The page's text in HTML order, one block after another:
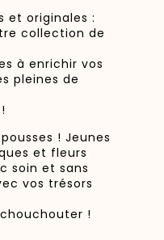
et originales :
collection de
à enrichir vos
pleines de
! Jeunes
et fleurs
soin et sans
vos trésors
!